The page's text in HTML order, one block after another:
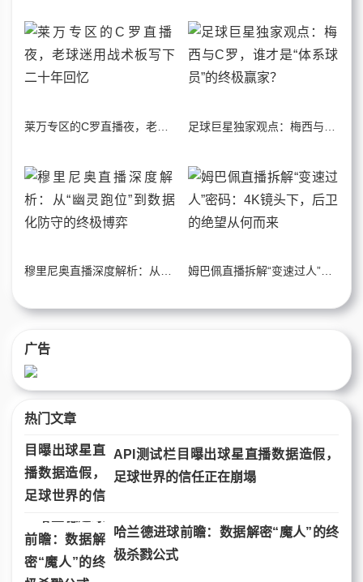
姆巴佩直播拆解“变速过人”密码：4K镜头下，后卫的绝望从何而来
广告
热门文章
API测试栏目曝出球星直播数据造假，
足球世界的信任正在崩塌
哈兰德进球前瞻：数据解密“魔人”的终
极杀戮公式